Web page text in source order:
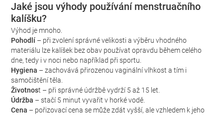
Jaké jsou výhody používání menstruačního
kalíšku?
Výhod je mnoho.
Pohodlí – při zvolení správné velikosti a výběru vhodného
materiálu lze kalíšek bez obav používat opravdu během celého
dne, tedy i v noci nebo například při sportu.
Hygiena – zachovává přirozenou vaginální vlhkost a tím i
samočištění těla.
Životnost – při správné údržbě vydrží 5 až 15 let.
Údržba – stačí 5 minut vyvařit v horké vodě.
Cena – pořizovací cena se může zdát vyšší, ale vzhledem k jeho